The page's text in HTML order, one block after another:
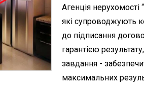
Агенція
які супроводжують
до підписання
гарантією
завдання -
максимальних